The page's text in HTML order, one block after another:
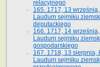
relacyjnego
165. 1717, 13
Laudum sejmiku
deputackiego
166. 1717, 14
Laudum sejmiku
gospodarskiego
167. 1718, 13 sierpnia,
Laudum sejmiku